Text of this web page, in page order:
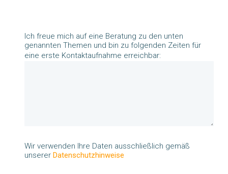
Ich freue mich auf eine Beratung zu den unten
genannten Themen und bin zu folgenden Zeiten für
eine erste Kontaktaufnahme erreichbar:
Wir verwenden Ihre Daten ausschließlich gemäß
unserer Datenschutzhinweise